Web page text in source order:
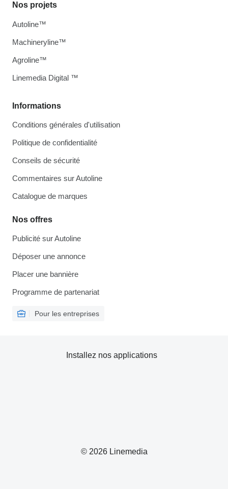
Informations
Conditions générales d'utilisation
Politique de confidentialité
Conseils de sécurité
Commentaires sur Autoline
Catalogue de marques
Nos offres
Publicité sur Autoline
Déposer une annonce
Placer une bannière
Programme de partenariat
Pour les entreprises
Nos projets
Autoline™
Machineryline™
Agroline™
Linemedia Digital ™
© 2026 Linemedia
Installez nos applications